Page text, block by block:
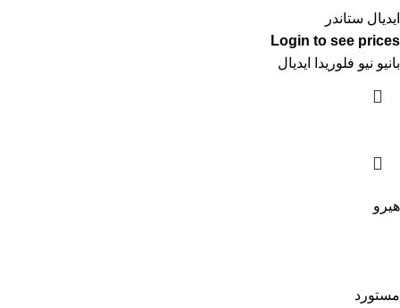
ايديال ستاندر
Login to see prices
بانيو نيو فلوريدا ايديال
هيرو
مستورد